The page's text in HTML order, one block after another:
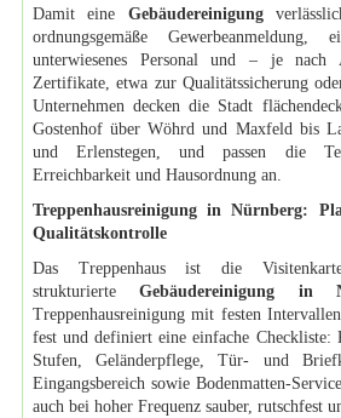
Damit eine Gebäudereinigung
ordnungsgemäße Gewerbeanmeldung,
unterwiesenes Personal und – je nach
Zertifikate, etwa zur Qualitätssicherung
Unternehmen decken die Stadt
Gostenhof über Wöhrd und Maxfeld bis
und Erlenstegen, und passen die
Erreichbarkeit und Hausordnung an.
Treppenhausreinigung in Nürnberg:
Qualitätskontrolle
Das Treppenhaus ist die
strukturierteGebäudereinigung in
Treppenhausreinigung mit festen
fest und definiert eine einfache Checkliste:
Stufen, Geländerpflege, Tür- und
Eingangsbereich sowie Bodenmatten-
auch bei hoher Frequenz sauber, rutschfest